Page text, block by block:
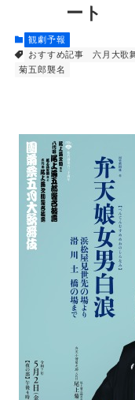
ート
観劇予報
おすすめ記事
六月大歌
菊五郎襲名